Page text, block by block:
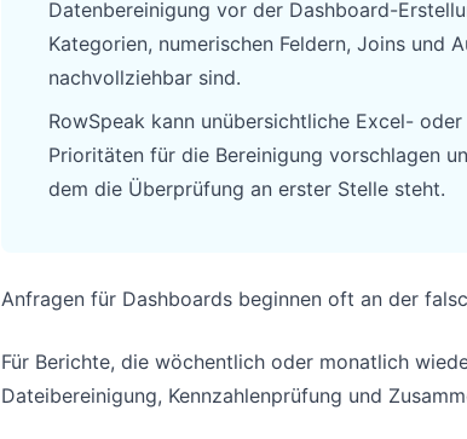
Pipelines, Ziele, Forecasts und Umsatz
nachverfolgen.
Projekt
Meilensteine, Verantwortliche,
Lieferung und Status verwalten.
wiederkehrende Business-Insights.
Nützliche Prompts für Analyse,
Reporting und Bereinigung.
Community
Diskutieren, Fragen stellen und von
anderen Nutzern lernen.
Teams.
Datenbereinigung vor der Dashboard-
Kategorien, numerischen Feldern, Joins und
nachvollziehbar sind.
RowSpeak kann unübersichtliche Excel-
Prioritäten für die Bereinigung vorschlagen
dem die Überprüfung an erster Stelle steht.
Anfragen für Dashboards beginnen oft an der
Für Berichte, die wöchentlich oder monatlich
Dateibereinigung, Kennzahlenprüfung und